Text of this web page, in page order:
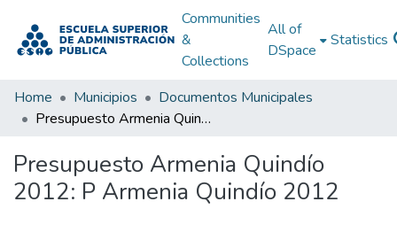
Communities
&
Collections
All of
DSpace
Statistics
Home Municipios
Documentos Municipales
Presupuesto Armenia Quindío 2012: P Armenia Quindío 2012
Presupuesto Armenia Quindío
2012: P Armenia Quindío 2012